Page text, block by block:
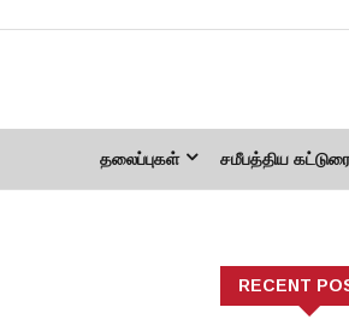
தலைப்புகள் சமீபத்திய கட்டுரை
RECENT